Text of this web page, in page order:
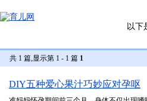
以下
共 1 篇,显示第 1 - 1 篇 1
DIY五种爱心果汁巧妙应对孕呕